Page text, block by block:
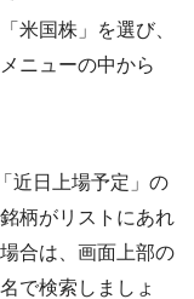
米国株」を選び、
ニューの中から
近日上場予定」の
柄がリストにあれ
合は、画面上部の
で検索しましょ